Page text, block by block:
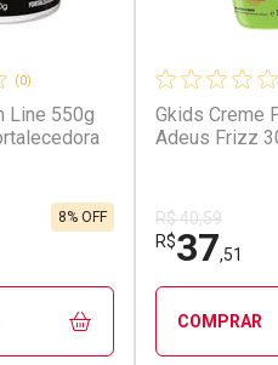
(0)
Line 550g
8% OFF
Gkids Creme
Adeus Frizz
R$ 40,59
R$37,51
COMPRAR